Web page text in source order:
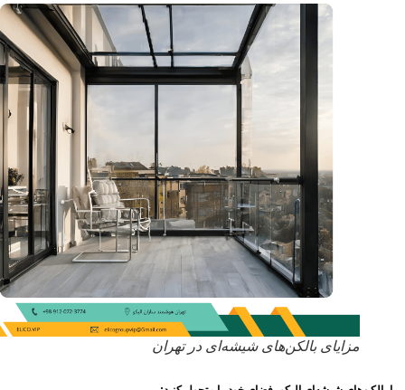
مزایای بالکن‌های شیشه‌ای در تهران